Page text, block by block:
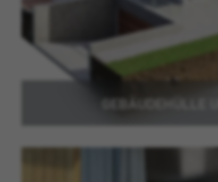
GEBÄUDEHÜLLE